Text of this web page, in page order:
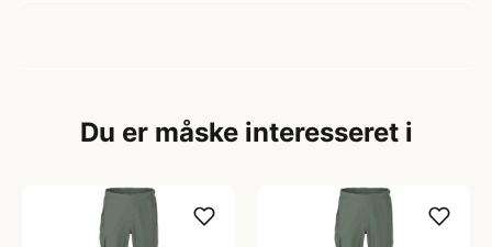
Du er måske interesseret i